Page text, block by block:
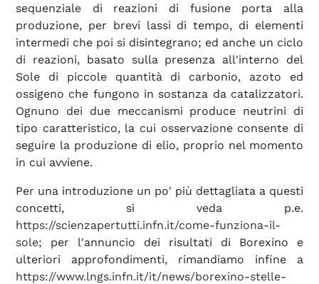
sequenziale di reazioni di fusione porta alla
produzione, per brevi lassi di tempo, di elementi
intermedi che poi si disintegrano; ed anche un ciclo
di reazioni, basato sulla presenza all'interno del
Sole di piccole quantità di carbonio, azoto ed
ossigeno che fungono in sostanza da catalizzatori.
Ognuno dei due meccanismi produce neutrini di
tipo caratteristico, la cui osservazione consente di
seguire la produzione di elio, proprio nel momento
in cui avviene.
Per una introduzione un po' più dettagliata a questi
concetti, si veda p.e.
https://scienzapertutti.infn.it/come-funziona-il-
sole; per l'annuncio dei risultati di Borexino e
ulteriori approfondimenti, rimandiamo infine a
https://www.lngs.infn.it/it/news/borexino-stelle-